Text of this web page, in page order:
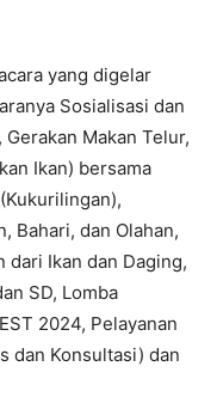
yang digelar
Sosialisasi dan
Makan Telur,
Ikan) bersama
Bahari, dan Olahan,
dari Ikan dan Daging,
SD, Lomba
2024, Pelayanan
dan Konsultasi) dan